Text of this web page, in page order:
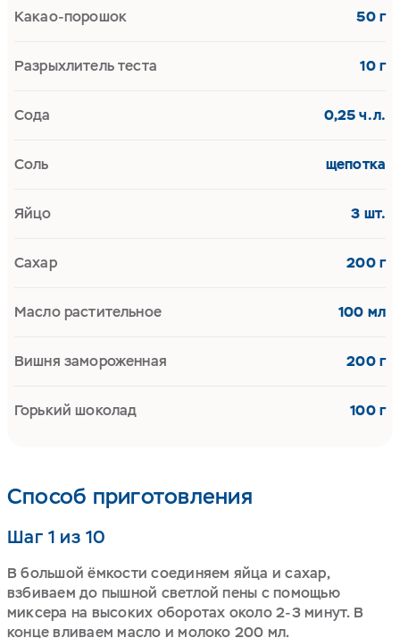
Способ приготовления
Шаг 1 из 10
В большой ёмкости соединяем яйца и сахар,
взбиваем до пышной светлой пены с помощью
миксера на высоких оборотах около 2-3 минут. В
конце вливаем масло и молоко 200 мл.
Какао-порошок 50 г
Разрыхлитель теста 10 г
Сода 0,25 ч.л.
Соль щепотка
Яйцо 3 шт.
Сахар 200 г
Масло растительное 100 мл
Вишня замороженная 200 г
Горький шоколад 100 г